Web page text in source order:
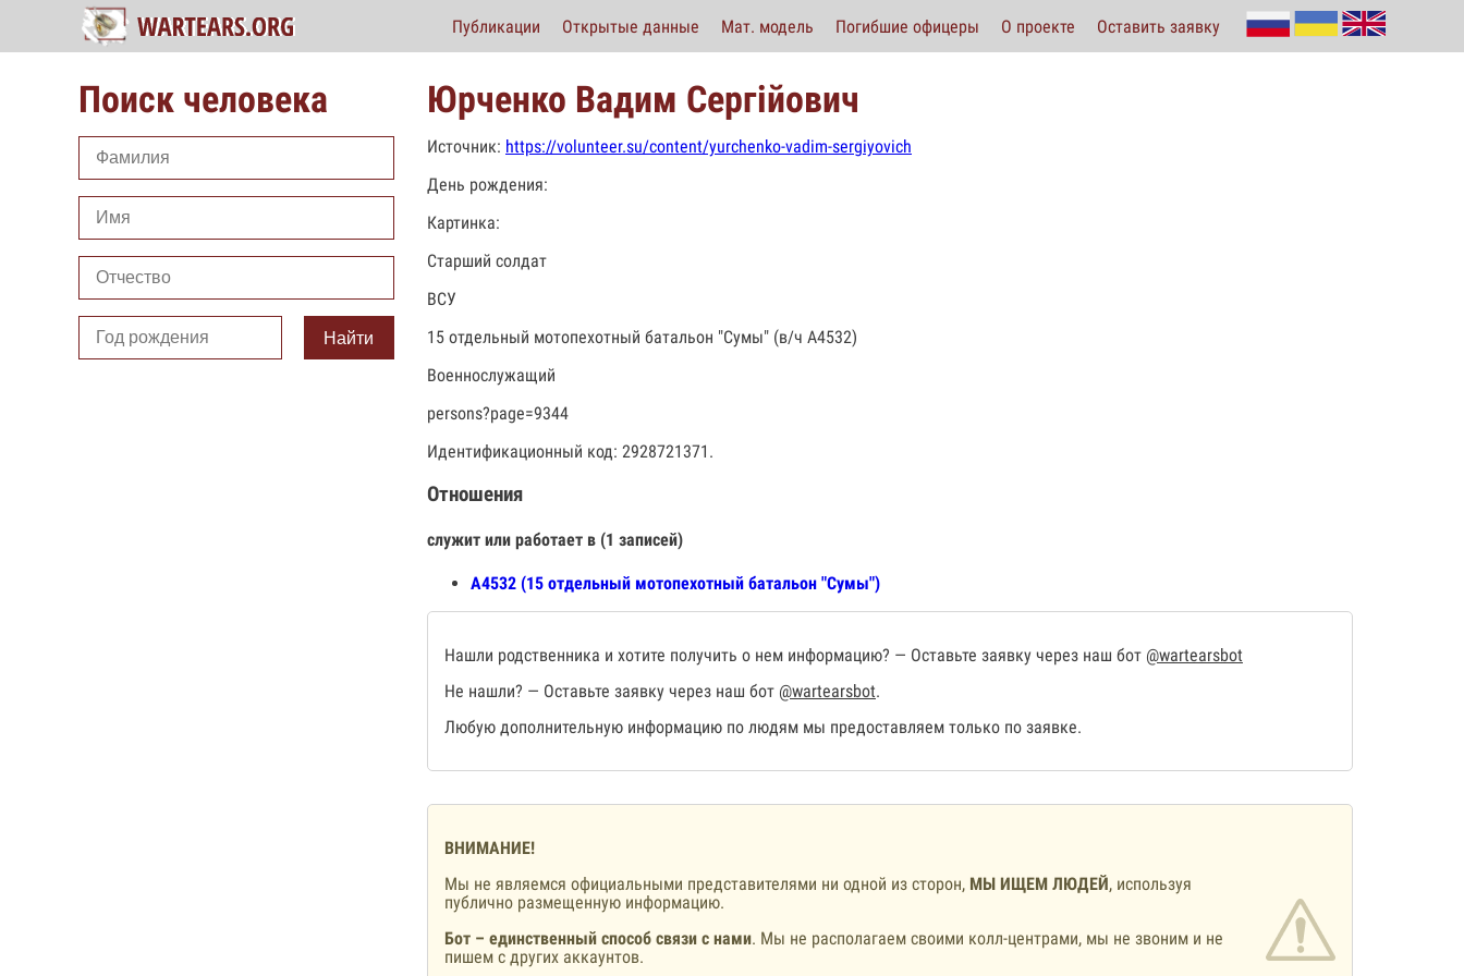
Публикации Открытые данные Мат. модель Погибшие офицеры О проекте Оставить заявку
Поиск человека
Найти
Юрченко Вадим Сергійович
Источник: https://volunteer.su/content/yurchenko-vadim-sergiyovich
День рождения:
Картинка:
Старший солдат
ВСУ
15 отдельный мотопехотный батальон "Сумы" (в/ч А4532)
Военнослужащий
persons?page=9344
Идентификационный код: 2928721371.
Отношения
служит или работает в (1 записей)
А4532 (15 отдельный мотопехотный батальон "Сумы")
Нашли родственника и хотите получить о нем информацию? — Оставьте заявку через наш бот @wartearsbot
Не нашли? — Оставьте заявку через наш бот @wartearsbot.
Любую дополнительную информацию по людям мы предоставляем только по заявке.
ВНИМАНИЕ!
Мы не являемся официальными представителями ни одной из сторон, МЫ ИЩЕМ ЛЮДЕЙ, используя
публично размещенную информацию.
Бот – единственный способ связи с нами. Мы не располагаем своими колл-центрами, мы не звоним и не
пишем с других аккаунтов.